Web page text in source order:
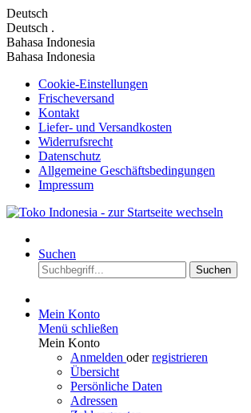
Deutsch
Deutsch .
Bahasa Indonesia
Bahasa Indonesia
Cookie-Einstellungen
Frischeversand
Kontakt
Liefer- und Versandkosten
Widerrufsrecht
Datenschutz
Allgemeine Geschäftsbedingungen
Impressum
Suchen
Suchen
Mein Konto
Menü schließen
Mein Konto
Anmelden oderregistrieren
Übersicht
Persönliche Daten
Adressen